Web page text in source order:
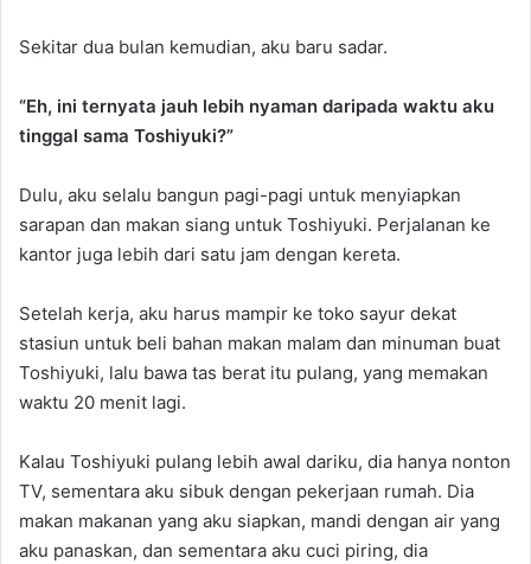
Sekitar dua bulan kemudian, aku baru sadar.
“Eh, ini ternyata jauh lebih nyaman daripada waktu aku
tinggal sama Toshiyuki?”
Dulu, aku selalu bangun pagi-pagi untuk menyiapkan
sarapan dan makan siang untuk Toshiyuki. Perjalanan ke
kantor juga lebih dari satu jam dengan kereta.
Setelah kerja, aku harus mampir ke toko sayur dekat
stasiun untuk beli bahan makan malam dan minuman buat
Toshiyuki, lalu bawa tas berat itu pulang, yang memakan
waktu 20 menit lagi.
Kalau Toshiyuki pulang lebih awal dariku, dia hanya nonton
TV, sementara aku sibuk dengan pekerjaan rumah. Dia
makan makanan yang aku siapkan, mandi dengan air yang
aku panaskan, dan sementara aku cuci piring, dia